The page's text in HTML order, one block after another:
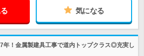
気になる
年！金属製建具工事で道内トップクラス◎充実し